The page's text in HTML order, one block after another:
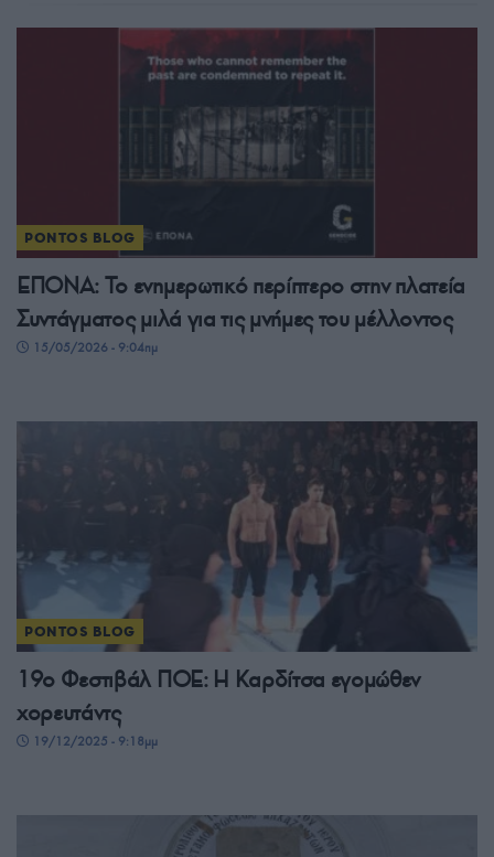
PONTOS BLOG
ΕΠΟΝΑ: Το ενημερωτικό περίπτερο στην πλατεία
Συντάγματος μιλά για τις μνήμες του μέλλοντος
15/05/2026 - 9:04πμ
PONTOS BLOG
19ο Φεστιβάλ ΠΟΕ: Η Καρδίτσα εγομώθεν
χορευτάντς
19/12/2025 - 9:18μμ